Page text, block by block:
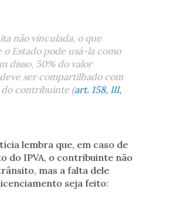
não vinculada, o que
o Estado pode usá-la como
disso, 50% do valor
ser compartilhado com
contribuinte (art. 158, III,
lembra que, em caso de
do IPVA, o contribuinte não
mas a falta dele
seja feito: